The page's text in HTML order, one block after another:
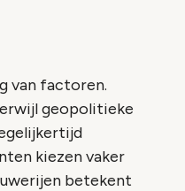
van factoren.
geopolitieke
kiezen vaker
betekent